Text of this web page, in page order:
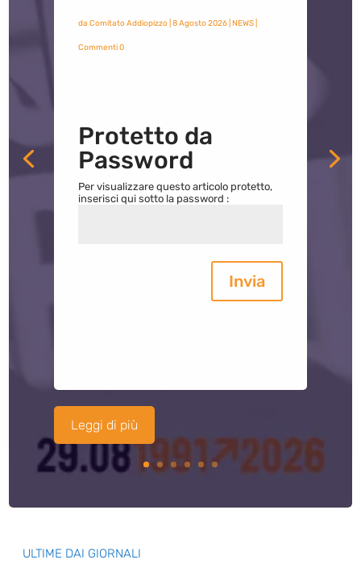
da Comitato Addiopizzo| 8 Agosto 2026| NEWS|
Commenti 0
Protetto da
Password
Per visualizzare questo articolo protetto,
inserisci qui sotto la password :
Invia
Leggi di più
ULTIME DAI GIORNALI